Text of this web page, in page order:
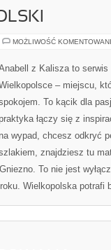
MOŻLIWOŚĆ
z Kalisza to
– miejscu,
To kącik dla
łączy się z
na wypad, chcesz odkryć
znajdziesz tu
To nie jest
Wielkopolska